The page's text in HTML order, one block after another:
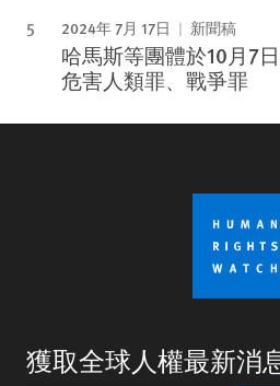
2024年 7月 17日 新聞稿
哈馬斯等團體於10月7
危害人類罪、戰爭罪
獲取全球人權最新消